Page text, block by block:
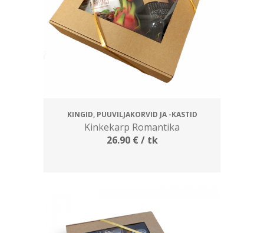
KINGID, PUUVILJAKORVID JA -KASTID
Kinkekarp Romantika
26.90 €/ tk